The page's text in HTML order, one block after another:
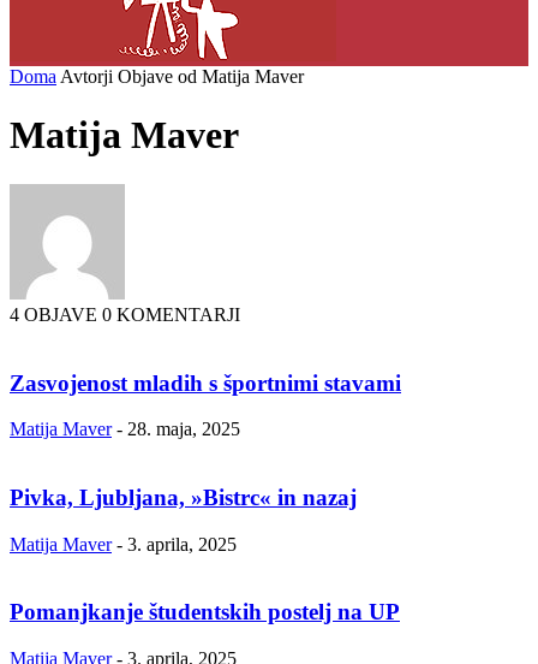
Doma Avtorji Objave od Matija Maver
Matija Maver
4 OBJAVE 0 KOMENTARJI
Zasvojenost mladih s športnimi stavami
Matija Maver - 28. maja, 2025
Pivka, Ljubljana, »Bistrc« in nazaj
Matija Maver - 3. aprila, 2025
Pomanjkanje študentskih postelj na UP
Matija Maver - 3. aprila, 2025